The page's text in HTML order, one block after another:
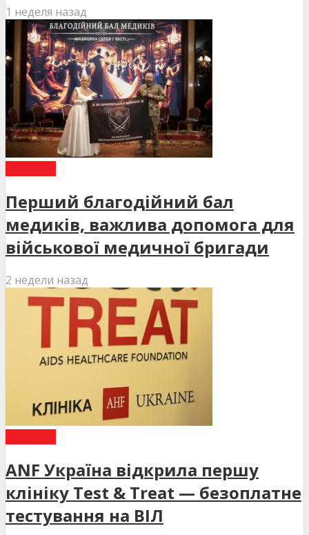
1 неделя назад
Перший благодійний бал
медиків, важлива допомога для
військової медичної бригади
2 недели назад
ANF Україна відкрила першу
клініку Test & Treat — безоплатне
тестування на ВІЛ